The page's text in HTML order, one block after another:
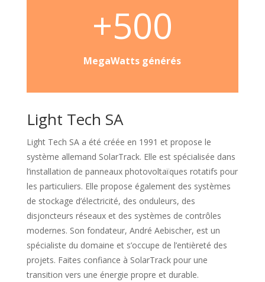
+500
MegaWatts générés
Light Tech SA
Light Tech SA a été créée en 1991 et propose le
système allemand SolarTrack. Elle est spécialisée dans
l’installation de panneaux photovoltaïques rotatifs pour
les particuliers. Elle propose également des systèmes
de stockage d’électricité, des onduleurs, des
disjoncteurs réseaux et des systèmes de contrôles
modernes. Son fondateur, André Aebischer, est un
spécialiste du domaine et s’occupe de l’entièreté des
projets. Faites confiance à SolarTrack pour une
transition vers une énergie propre et durable.